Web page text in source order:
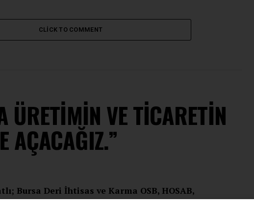
CLICK TO COMMENT
ÜRETİMİN VE TİCARETİN
AÇACAĞIZ.”
Bursa Deri İhtisas ve Karma OSB, HOSAB,